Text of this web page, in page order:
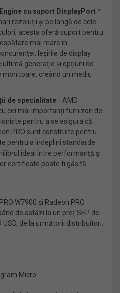
cu suport DisplayPort™
rezoluții și pe langă de cele
acesta oferă suport pentru
mai mare în
Ieșirile de display
ultimă generație și opțiuni de
creând un mediu
de specialitate– AMD
cei mai importanți furnizori de
pentru a se asigura că
PRO sunt construite pentru
pentru a îndeplini standarde
ideal între performanță și
certificate poate fi găsită
W7900 și Radeon PRO
de astăzi la un preț SEP de
USD, de la următorii distribuitori:
Micro